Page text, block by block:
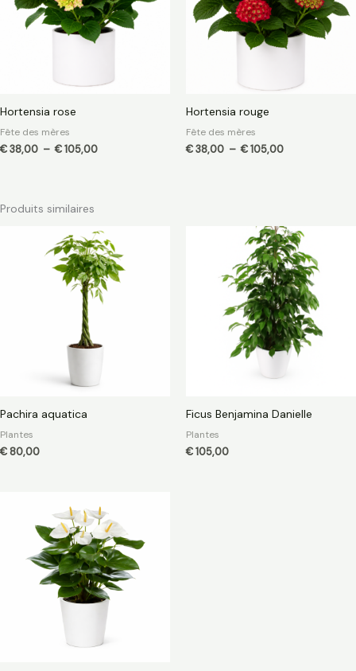
Hortensia rose
Fête des mères
€38,00 – €105,00
Hortensia rouge
Fête des mères
€38,00 – €105,00
Produits similaires
Pachira aquatica
Plantes
€80,00
Ficus Benjamina Danielle
Plantes
€105,00